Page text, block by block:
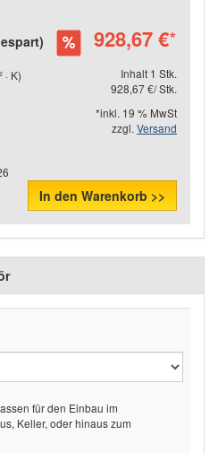
928,67 €*
K)
Inhalt 1 Stk.
928,67 €/ Stk.
*inkl. 19 % MwSt
zzgl. Versand
In den Warenkorb >>
für den Einbau im
Keller, oder hinaus zum